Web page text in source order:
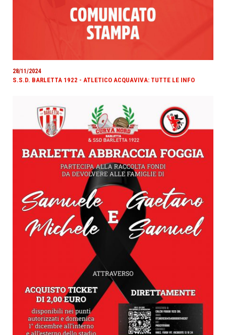
28/11/2024
S.S.D. BARLETTA 1922 - ATLETICO ACQUAVIVA: TUTTE LE INFO